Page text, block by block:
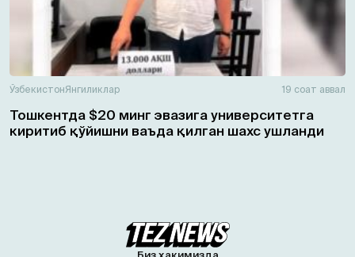
ЎзбекистонЯнгиликлар 19 соат аввал
Тошкентда $20 минг эвазига университетга
киритиб қўйишни ваъда қилган шахс ушланди